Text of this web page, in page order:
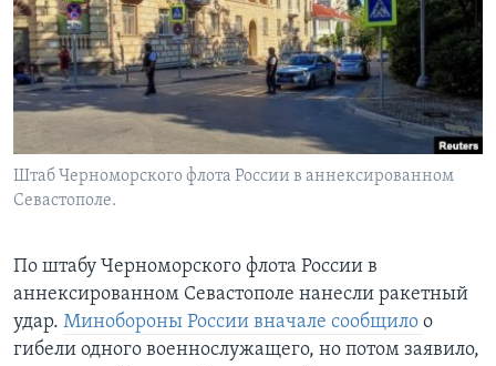
Learning English
СОЦИАЛЬНЫЕ СЕТИ
Языки
Штаб Черноморского флота России в аннексированном
Севастополе.
По штабу Черноморского флота России в
аннексированном Севастополе нанесли ракетный
удар. Минобороны России вначале сообщило о
гибели одного военнослужащего, но потом заявило,